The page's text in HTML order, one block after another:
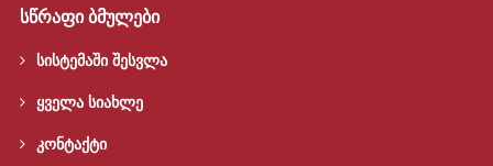
სწრაფი ბმულები
სისტემაში შესვლა
ყველა სიახლე
კონტაქტი